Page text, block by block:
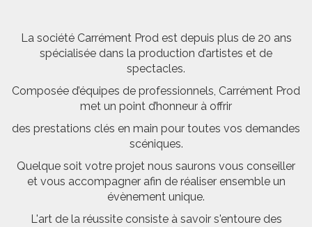
La société Carrément Prod est depuis plus de 20 ans
spécialisée dans la production d’artistes et de
spectacles.
Composée d’équipes de professionnels, Carrément Prod
met un point d’honneur à offrir
des prestations clés en main pour toutes vos demandes
scéniques.
Quelque soit votre projet nous saurons vous conseiller
et vous accompagner afin de réaliser ensemble un
évènement unique.
L'art de la réussite consiste à savoir s'entoure des